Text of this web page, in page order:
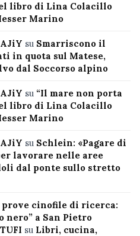
libro di Lina Colacillo
Marino
su Smarriscono il
in quota sul Matese,
dal Soccorso alpino
su “Il mare non porta
libro di Lina Colacillo
Marino
su Schlein: «Pagare di
lavorare nelle aree
dal ponte sullo stretto
cinofile di ricerca:
nero” a San Pietro
su Libri, cucina,